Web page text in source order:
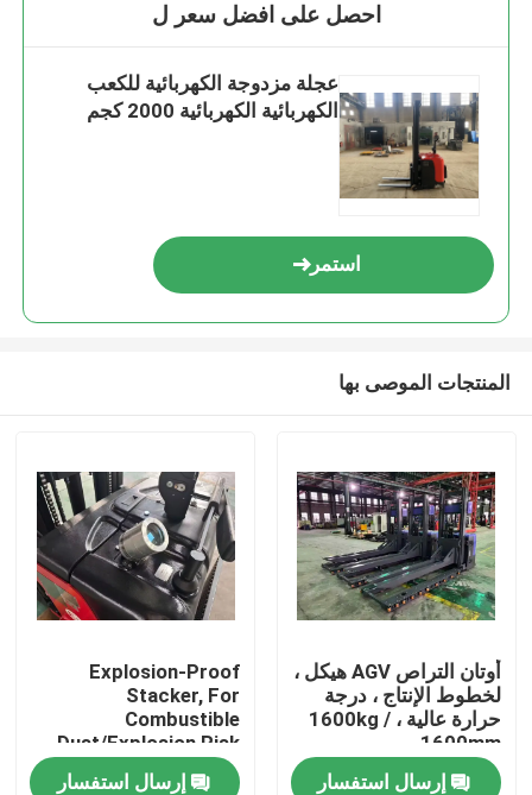
بيت
احصل على افضل سعر ل
عجلة مزدوجة الكهربائية للكعب
الكهربائية الكهربائية 2000 كجم
استمر
المنتجات الموصى بها
أوتان التراص AGV هيكل ،
لخطوط الإنتاج ، درجة
حرارة عالية ، 1600kg /
1600mm
إرسال استفسار
Explosion-Proof
Stacker, For
Combustible
Dust/Explosion Risk
Environment
إرسال استفسار